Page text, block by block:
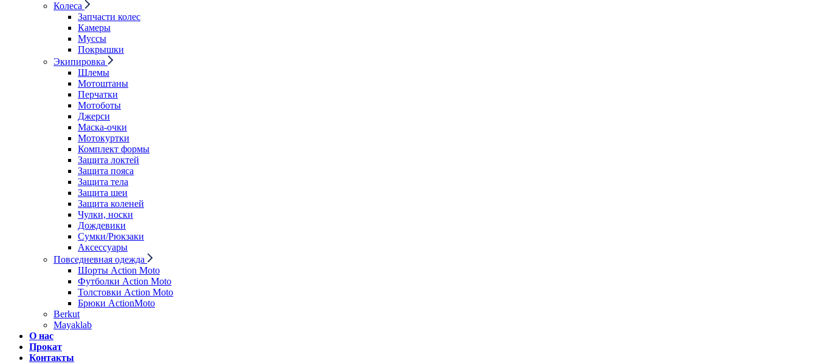
Колеса
Запчасти колес
Камеры
Муссы
Покрышки
Экипировка
Шлемы
Мотоштаны
Перчатки
Мотоботы
Джерси
Маска-очки
Мотокуртки
Комплект формы
Защита локтей
Защита пояса
Защита тела
Защита шеи
Защита коленей
Чулки, носки
Дождевики
Сумки/Рюкзаки
Аксессуары
Повседневная одежда
Шорты Action Moto
Футболки Action Moto
Толстовки Action Moto
Брюки ActionMoto
Berkut
Mayaklab
О нас
Прокат
Контакты